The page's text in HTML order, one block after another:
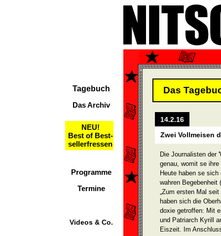
Tagebuch
Das Archiv
NEU!
Best of Best-
sellerfressen
Programme
Termine
Videos & Co.
Das
14.2.16
Zwei Vollmeisen
Die Journalisten der
genau, womit se
Heute haben se
wahren Begeben­heit
„Zum ersten Mal
haben sich die
doxie getroffen: Mit
und Patriarch Kyrill
Eiszeit. Im